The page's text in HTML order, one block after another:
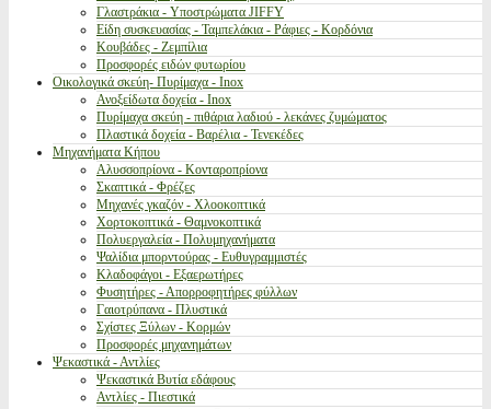
Γλαστράκια - Υποστρώματα JIFFY
Είδη συσκευασίας - Ταμπελάκια - Ράφιες - Κορδόνια
Κουβάδες - Ζεμπίλια
Προσφορές ειδών φυτωρίου
Οικολογικά σκεύη- Πυρίμαχα - Inox
Ανοξείδωτα δοχεία - Inox
Πυρίμαχα σκεύη - πιθάρια λαδιού - λεκάνες ζυμώματος
Πλαστικά δοχεία - Βαρέλια - Τενεκέδες
Μηχανήματα Κήπου
Αλυσσοπρίονα - Κονταροπρίονα
Σκαπτικά - Φρέζες
Μηχανές γκαζόν - Χλοοκοπτικά
Χορτοκοπτικά - Θαμνοκοπτικά
Πολυεργαλεία - Πολυμηχανήματα
Ψαλίδια μπορντούρας - Ευθυγραμμιστές
Κλαδοφάγοι - Εξαερωτήρες
Φυσητήρες - Απορροφητήρες φύλλων
Γαιοτρύπανα - Πλυστικά
Σχίστες Ξύλων - Κορμών
Προσφορές μηχανημάτων
Ψεκαστικά - Αντλίες
Ψεκαστικά Βυτία εδάφους
Αντλίες - Πιεστικά